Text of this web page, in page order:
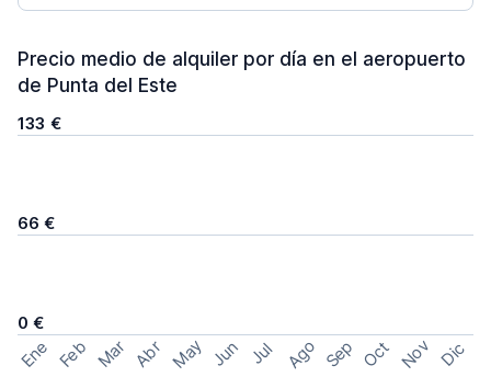
Precio medio de alquiler por día en el aeropuerto
de Punta del Este
133 €
66 €
0 €
Ene Feb Mar Abr May Jun Jul Ago Sep Oct Nov Dic